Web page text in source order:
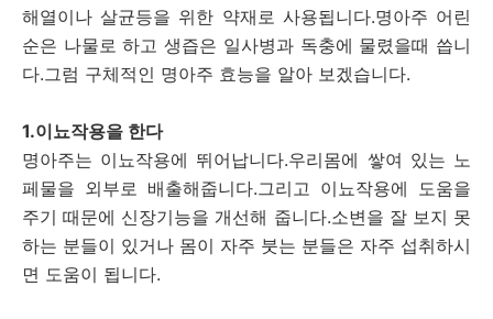
해열이나 살균등을 위한 약재로 사용됩니다.명아주 어린
순은 나물로 하고 생즙은 일사병과 독충에 물렸을때 씁니
다.그럼 구체적인 명아주 효능을 알아 보겠습니다.
1.이뇨작용을 한다
명아주는 이뇨작용에 뛰어납니다.우리몸에 쌓여 있는 노
페물을 외부로 배출해줍니다.그리고 이뇨작용에 도움을
주기 때문에 신장기능을 개선해 줍니다.소변을 잘 보지 못
하는 분들이 있거나 몸이 자주 붓는 분들은 자주 섭취하시
면 도움이 됩니다.